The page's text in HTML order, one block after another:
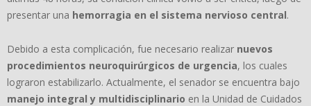
presentar una hemorragia en el sistema nervioso central.
Debido a esta complicación, fue necesario realizar nuevos
procedimientos neuroquirúrgicos de urgencia, los cuales
lograron estabilizarlo. Actualmente, el senador se encuentra bajo
manejo integral y multidisciplinario en la Unidad de Cuidados